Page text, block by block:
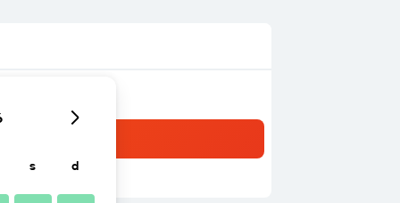
s d